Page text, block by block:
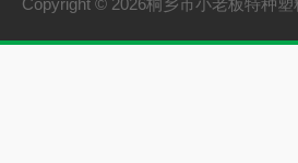
Copyright © 2026桐乡市小老板特种